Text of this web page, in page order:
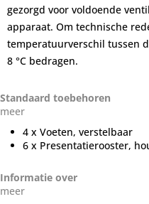
gezorgd voor voldoende
apparaat. Om technische
temperatuurverschil tussen
8 °C bedragen.
Standaard toebehoren
meer
4 x Voeten, verstelbaar
6 x Presentatierooster,
Informatie over
meer